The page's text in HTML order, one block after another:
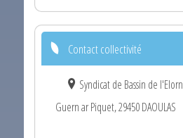
Contact collectivité
Syndicat de Bassin de l'Elorn
Guern ar Piquet, 29450 DAOULAS